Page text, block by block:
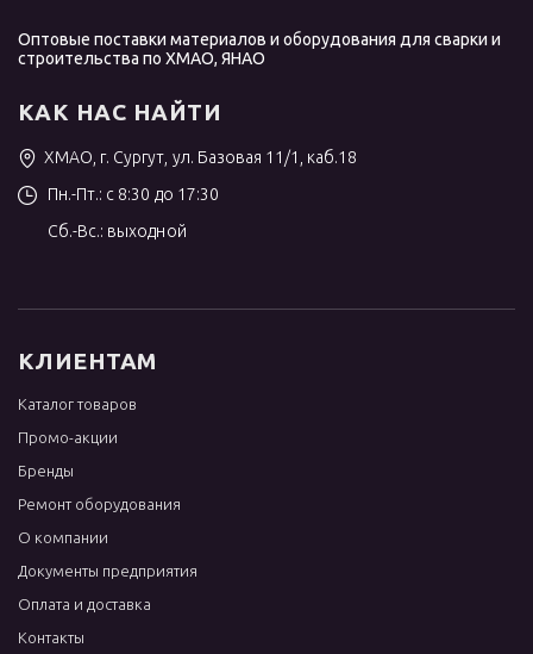
Оптовые поставки материалов и оборудования для сварки и
строительства по ХМАО, ЯНАО
КАК НАС НАЙТИ
ХМАО, г. Сургут, ул. Базовая 11/1, каб.18
Пн.-Пт.: с 8:30 до 17:30
Сб.-Вс.: выходной
КЛИЕНТАМ
Каталог товаров
Промо-акции
Бренды
Ремонт оборудования
О компании
Документы предприятия
Оплата и доставка
Контакты